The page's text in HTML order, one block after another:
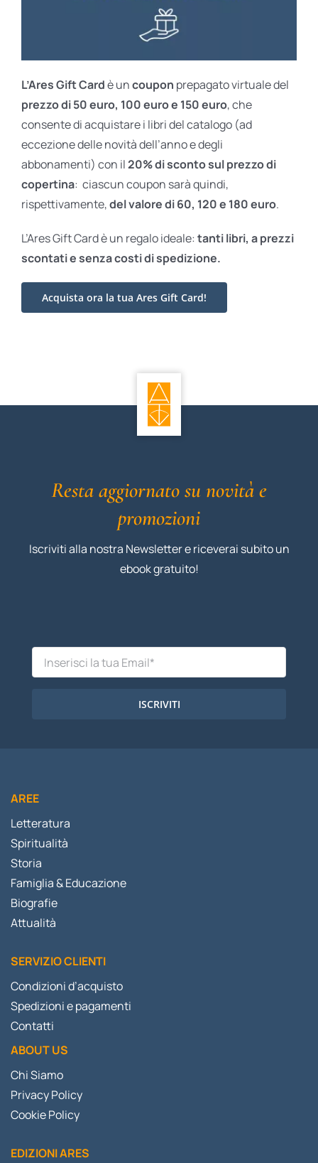
L’Ares Gift Cardè uncoupon prepagato virtuale del
prezzo di 50 euro, 100 euro e 150 euro, che
consente di acquistare i libri del catalogo (ad
eccezione delle novità dell’anno e degli
abbonamenti) con il20% di sconto sul prezzo di
copertina: ciascun coupon sarà quindi,
rispettivamente,del valore di 60, 120 e 180 euro.
L’Ares Gift Card è un regalo ideale: tanti libri, a prezzi
scontati esenza costi di spedizione.
Acquista ora la tua Ares Gift Card!
Resta aggiornato su novità e
promozioni
Iscriviti alla nostra Newsletter e riceverai subito un
ebook gratuito!
ISCRIVITI
AREE
Letteratura
Spiritualità
Storia
Famiglia & Educazione
Biografie
Attualità
SERVIZIO CLIENTI
Condizioni d’acquisto
Spedizioni e pagamenti
Contatti
ABOUT US
Chi Siamo
Privacy Policy
Cookie Policy
EDIZIONI ARES